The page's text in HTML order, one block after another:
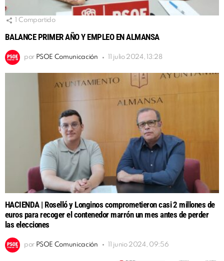
Compartido
BALANCE PRIMER AÑO Y EMPLEO EN ALMANSA
por PSOE Comunicación 11 julio 2024, 13:28
HACIENDA | Roselló y Longinos comprometieron casi 2 millones de
euros para recoger el contenedor marrón un mes antes de perder
las elecciones
por PSOE Comunicación 11 junio 2024, 09:56